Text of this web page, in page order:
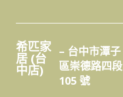
希匹家
居 (台
中店)
– 台中市潭子
區崇德路四段
105 號